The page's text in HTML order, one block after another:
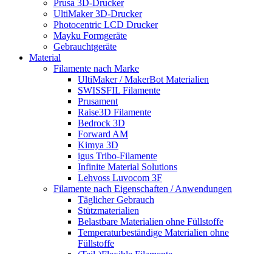
Prusa 3D-Drucker
UltiMaker 3D-Drucker
Photocentric LCD Drucker
Mayku Formgeräte
Gebrauchtgeräte
Material
Filamente nach Marke
UltiMaker / MakerBot Materialien
SWISSFIL Filamente
Prusament
Raise3D Filamente
Bedrock 3D
Forward AM
Kimya 3D
igus Tribo-Filamente
Infinite Material Solutions
Lehvoss Luvocom 3F
Filamente nach Eigenschaften / Anwendungen
Täglicher Gebrauch
Stützmaterialien
Belastbare Materialien ohne Füllstoffe
Temperaturbeständige Materialien ohne
Füllstoffe